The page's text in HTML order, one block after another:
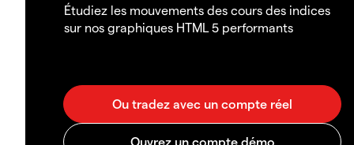
Étudiez les mouvements des cours des indices
sur nos graphiques HTML 5 performants